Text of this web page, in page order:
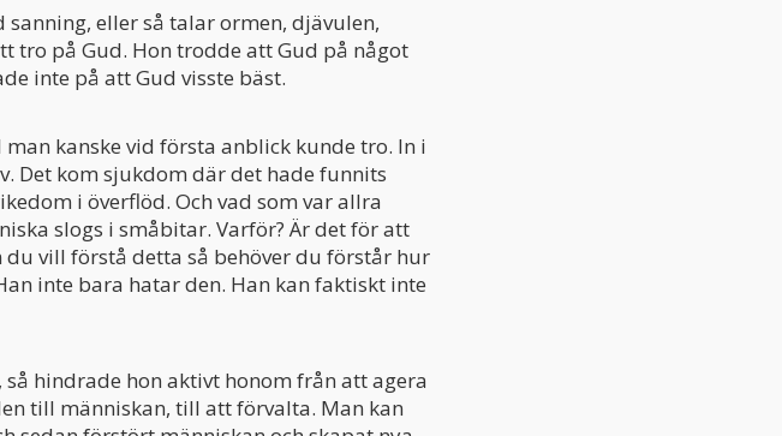
eller så talar ormen, djävulen,
tro på Gud. Hon trodde att Gud på något
inte på att Gud visste bäst.
kanske vid första anblick kunde tro. In i
Det kom sjukdom där det hade funnits
i överflöd. Och vad som var allra
slogs i småbitar. Varför? Är det för att
du vill förstå detta så behöver du förstår hur
inte bara hatar den. Han kan faktiskt inte
hindrade hon aktivt honom från att agera
till människan, till att förvalta. Man kan